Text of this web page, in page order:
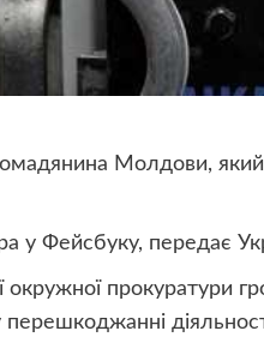
Молдови,
у Фейсбуку, передає
окружної прокуратури